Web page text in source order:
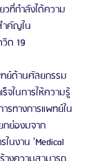
วที่กำลังได้ความ
ำคัญใน
ด 19
ย์ด้านศัลยกรรม
จในการให้ความรู้
รทางการแพทย์ใน
กย่องมจาก
นงาน 'Medical